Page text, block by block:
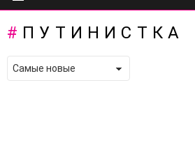
Меню
ПУТИНИСТКА